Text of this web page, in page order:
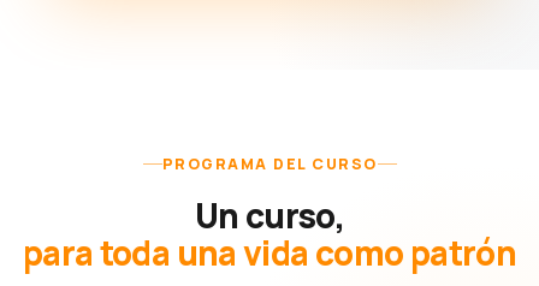
PROGRAMA DEL CURSO
Un curso,
para toda una vida como patrón